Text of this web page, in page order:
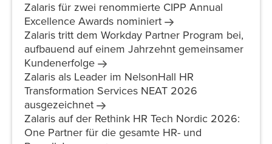
Zalaris für zwei renommierte CIPP Annual
Excellence Awards nominiert
Zalaris tritt dem Workday Partner Program bei,
aufbauend auf einem Jahrzehnt gemeinsamer
Kundenerfolge
Zalaris als Leader im NelsonHall HR
Transformation Services NEAT 2026
ausgezeichnet
Zalaris auf der Rethink HR Tech Nordic 2026:
One Partner für die gesamte HR- und